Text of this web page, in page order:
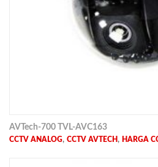
AVTech-700 TVL-AVC163
CCTV ANALOG, CCTV AVTECH , HARGA